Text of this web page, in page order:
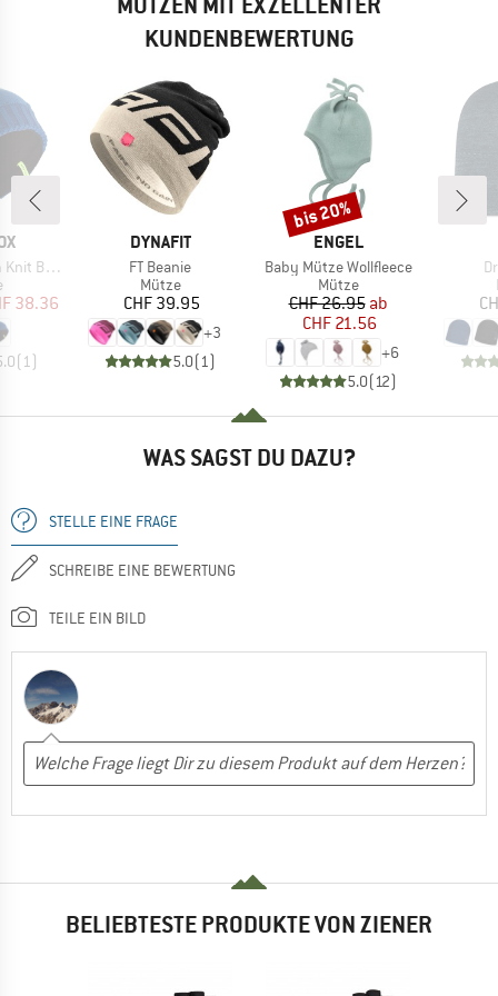
KUNDENBEWERTUNG
Beanie
Preis
38.36
(1)
MARKE
DYNAFIT
Artikel
FT Beanie
Produktgruppe
Mütze
Preis
CHF 39.95
+3
5.0(1)
MARKE
ENGEL
Artikel
Baby Mütze Wollfleece
Produktgruppe
Mütze
Preis
CHF 26.95reduzierter Preis
ab
CHF 21.56
+6
5.0(12)
Rabatt
bis 20%
WAS SAGST DU DAZU?
STELLE EINE FRAGE
SCHREIBE EINE BEWERTUNG
TEILE EIN BILD
BELIEBTESTE PRODUKTE VON ZIENER